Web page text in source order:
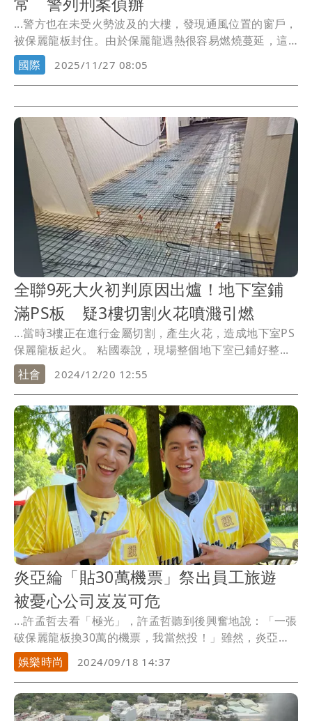
...警方也在未受火勢波及的大樓，發現通風位置的窗戶，
被保麗龍板封住。由於保麗龍遇熱很容易燃燒蔓延，這
種作...
國際 2025/11/27 08:05
全聯9死大火初判原因出爐！地下室鋪
滿PS板 疑3樓切割火花噴濺引燃
...當時3樓正在進行金屬切割，產生火花，造成地下室PS
保麗龍板起火。 粘國泰說，現場整個地下室已鋪好整...
社會
2024/12/20 12:55
炎亞綸「貼30萬機票」祭出員工旅遊
被憂心公司岌岌可危
...許孟哲去看「極光」，許孟哲聽到後興奮地說：「一張
破保麗龍板換30萬的機票，我當然投！」雖然，炎亞綸
以...
娛樂時尚 2024/09/18 14:37